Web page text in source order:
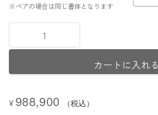
※ペアの場合は同じ書体となります
【プ
ミ
ム
造
カートに入れる
¥988,900 （税込）